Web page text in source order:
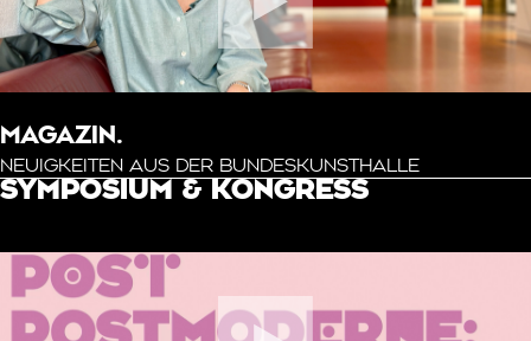
MAGAZIN.
NEUIGKEITEN AUS DER BUNDESKUNSTHALLE
SYMPOSIUM & KONGRESS